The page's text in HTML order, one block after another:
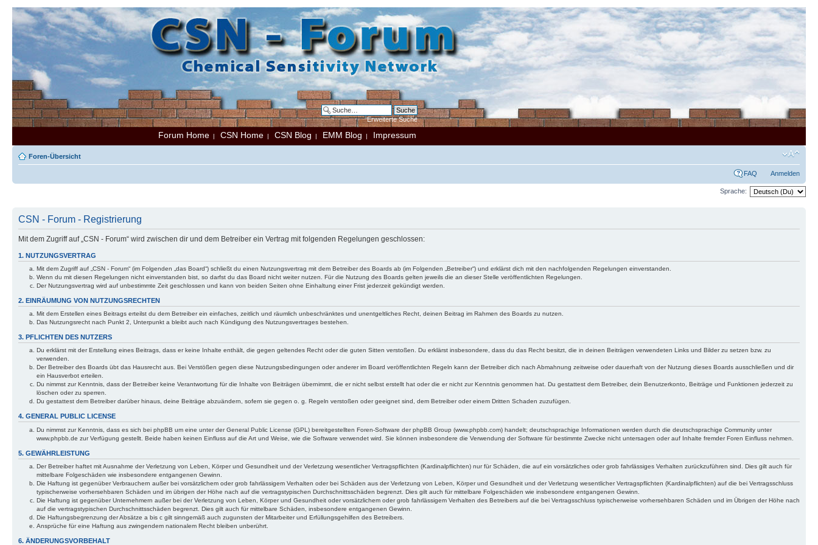
Erweiterte Suche
Forum Home | CSN Home | CSN Blog | EMM Blog | Impressum
Foren-Übersicht
FAQ Anmelden
Sprache:
CSN - Forum - Registrierung
Mit dem Zugriff auf „CSN - Forum“ wird zwischen dir und dem Betreiber ein Vertrag mit folgenden Regelungen geschlossen:
1. NUTZUNGSVERTRAG
Mit dem Zugriff auf „CSN - Forum“ (im Folgenden „das Board“) schließt du einen Nutzungsvertrag mit dem Betreiber des Boards ab (im Folgenden „Betreiber“) und erklärst dich mit den nachfolgenden Regelungen einverstanden.
Wenn du mit diesen Regelungen nicht einverstanden bist, so darfst du das Board nicht weiter nutzen. Für die Nutzung des Boards gelten jeweils die an dieser Stelle veröffentlichten Regelungen.
Der Nutzungsvertrag wird auf unbestimmte Zeit geschlossen und kann von beiden Seiten ohne Einhaltung einer Frist jederzeit gekündigt werden.
2. EINRÄUMUNG VON NUTZUNGSRECHTEN
Mit dem Erstellen eines Beitrags erteilst du dem Betreiber ein einfaches, zeitlich und räumlich unbeschränktes und unentgeltliches Recht, deinen Beitrag im Rahmen des Boards zu nutzen.
Das Nutzungsrecht nach Punkt 2, Unterpunkt a bleibt auch nach Kündigung des Nutzungsvertrages bestehen.
3. PFLICHTEN DES NUTZERS
Du erklärst mit der Erstellung eines Beitrags, dass er keine Inhalte enthält, die gegen geltendes Recht oder die guten Sitten verstoßen. Du erklärst insbesondere, dass du das Recht besitzt, die in deinen Beiträgen verwendeten Links und Bilder zu setzen bzw. zu
verwenden.
Der Betreiber des Boards übt das Hausrecht aus. Bei Verstößen gegen diese Nutzungsbedingungen oder anderer im Board veröffentlichten Regeln kann der Betreiber dich nach Abmahnung zeitweise oder dauerhaft von der Nutzung dieses Boards ausschließen und dir
ein Hausverbot erteilen.
Du nimmst zur Kenntnis, dass der Betreiber keine Verantwortung für die Inhalte von Beiträgen übernimmt, die er nicht selbst erstellt hat oder die er nicht zur Kenntnis genommen hat. Du gestattest dem Betreiber, dein Benutzerkonto, Beiträge und Funktionen jederzeit zu
löschen oder zu sperren.
Du gestattest dem Betreiber darüber hinaus, deine Beiträge abzuändern, sofern sie gegen o. g. Regeln verstoßen oder geeignet sind, dem Betreiber oder einem Dritten Schaden zuzufügen.
4. GENERAL PUBLIC LICENSE
Du nimmst zur Kenntnis, dass es sich bei phpBB um eine unter der General Public License (GPL) bereitgestellten Foren-Software der phpBB Group (www.phpbb.com) handelt; deutschsprachige Informationen werden durch die deutschsprachige Community unter
www.phpbb.de zur Verfügung gestellt. Beide haben keinen Einfluss auf die Art und Weise, wie die Software verwendet wird. Sie können insbesondere die Verwendung der Software für bestimmte Zwecke nicht untersagen oder auf Inhalte fremder Foren Einfluss nehmen.
5. GEWÄHRLEISTUNG
Der Betreiber haftet mit Ausnahme der Verletzung von Leben, Körper und Gesundheit und der Verletzung wesentlicher Vertragspflichten (Kardinalpflichten) nur für Schäden, die auf ein vorsätzliches oder grob fahrlässiges Verhalten zurückzuführen sind. Dies gilt auch für
mittelbare Folgeschäden wie insbesondere entgangenen Gewinn.
Die Haftung ist gegenüber Verbrauchern außer bei vorsätzlichem oder grob fahrlässigem Verhalten oder bei Schäden aus der Verletzung von Leben, Körper und Gesundheit und der Verletzung wesentlicher Vertragspflichten (Kardinalpflichten) auf die bei Vertragsschluss
typischerweise vorhersehbaren Schäden und im übrigen der Höhe nach auf die vertragstypischen Durchschnittsschäden begrenzt. Dies gilt auch für mittelbare Folgeschäden wie insbesondere entgangenen Gewinn.
Die Haftung ist gegenüber Unternehmern außer bei der Verletzung von Leben, Körper und Gesundheit oder vorsätzlichem oder grob fahrlässigem Verhalten des Betreibers auf die bei Vertragsschluss typischerweise vorhersehbaren Schäden und im Übrigen der Höhe nach
auf die vertragstypischen Durchschnittsschäden begrenzt. Dies gilt auch für mittelbare Schäden, insbesondere entgangenen Gewinn.
Die Haftungsbegrenzung der Absätze a bis c gilt sinngemäß auch zugunsten der Mitarbeiter und Erfüllungsgehilfen des Betreibers.
Ansprüche für eine Haftung aus zwingendem nationalem Recht bleiben unberührt.
6. ÄNDERUNGSVORBEHALT